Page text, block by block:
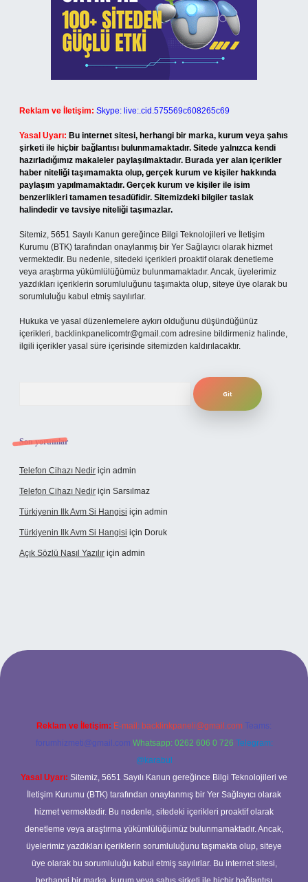
Reklam ve İletişim: Skype: live:.cid.575569c608265c69
Yasal Uyarı: Bu internet sitesi, herhangi bir marka, kurum veya şahıs
şirketi ile hiçbir bağlantısı bulunmamaktadır. Sitede yalnızca kendi
hazırladığımız makaleler paylaşılmaktadır. Burada yer alan içerikler
haber niteliği taşımamakta olup, gerçek kurum ve kişiler hakkında
paylaşım yapılmamaktadır. Gerçek kurum ve kişiler ile isim
benzerlikleri tamamen tesadüfidir. Sitemizdeki bilgiler taslak
halindedir ve tavsiye niteliği taşımazlar.
Sitemiz, 5651 Sayılı Kanun gereğince Bilgi Teknolojileri ve İletişim
Kurumu (BTK) tarafından onaylanmış bir Yer Sağlayıcı olarak hizmet
vermektedir. Bu nedenle, sitedeki içerikleri proaktif olarak denetleme
veya araştırma yükümlülüğümüz bulunmamaktadır. Ancak, üyelerimiz
yazdıkları içeriklerin sorumluluğunu taşımakta olup, siteye üye olarak bu
sorumluluğu kabul etmiş sayılırlar.
Hukuka ve yasal düzenlemelere aykırı olduğunu düşündüğünüz
içerikleri, backlinkpanelicomtr@gmail.com adresine bildirmeniz halinde,
ilgili içerikler yasal süre içerisinde sitemizden kaldırılacaktır.
Son yorumlar
Telefon Cihazı Nedir için admin
Telefon Cihazı Nedir için Sarsılmaz
Türkiyenin Ilk Avm Si Hangisi için admin
Türkiyenin Ilk Avm Si Hangisi için Doruk
Açık Sözlü Nasıl Yazılır için admin
Reklam ve İletişim: E-mail: backlinkpaneli@gmail.com Teams:
forumhizmeti@gmail.com Whatsapp: 0262 606 0 726 Telegram:
@karabul
Yasal Uyarı: Sitemiz, 5651 Sayılı Kanun gereğince Bilgi Teknolojileri ve
İletişim Kurumu (BTK) tarafından onaylanmış bir Yer Sağlayıcı olarak
hizmet vermektedir. Bu nedenle, sitedeki içerikleri proaktif olarak
denetleme veya araştırma yükümlülüğümüz bulunmamaktadır. Ancak,
üyelerimiz yazdıkları içeriklerin sorumluluğunu taşımakta olup, siteye
üye olarak bu sorumluluğu kabul etmiş sayılırlar. Bu internet sitesi,